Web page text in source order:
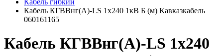
Кабель гибкий
Кабель КГВВнг(А)-LS 1х240 1кВ Б (м) Кавказкабель
060161165
Кабель КГВВнг(А)-LS 1х240